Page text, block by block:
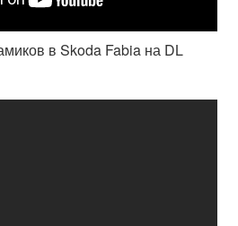
в Skoda Fabia на DL